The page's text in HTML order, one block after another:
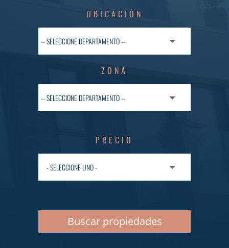
UBICACIÓN
ZONA
PRECIO
Buscar propiedades